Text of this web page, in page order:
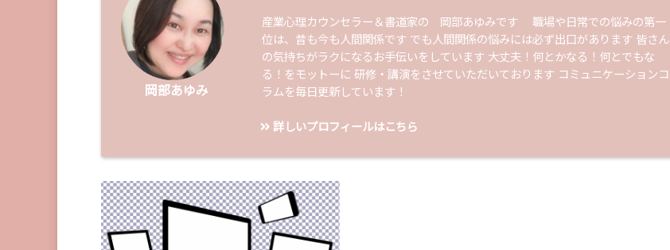
岡部あゆみ
産業心理カウンセラー＆書道家の 岡部あゆみです 職場や日常での悩みの第一
位は、昔も今も人間関係です でも人間関係の悩みには必ず出口があります 皆さん
の気持ちがラクになるお手伝いをしています 大丈夫！何とかなる！何とでもな
る！をモットーに 研修・講演をさせていただいております コミュニケーションコ
ラムを毎日更新しています！
詳しいプロフィールはこちら